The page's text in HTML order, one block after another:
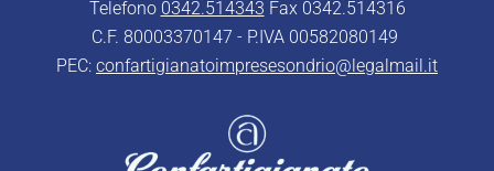
Telefono 0342.514343 Fax 0342.514316
C.F. 80003370147 - P.IVA 00582080149
PEC: confartigianatoimpresesondrio@legalmail.it